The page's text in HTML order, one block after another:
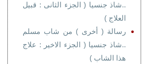
..شاذ جنسيا ( الجزء الثانى : قبيل
العلاج )
رسالة ( أخرى ) من شاب مسلم
..شاذ جنسيا ( الجزء الاخير : علاج
هذا الشاب )